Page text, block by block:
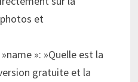
et
»: »Quelle est la
gratuite et la